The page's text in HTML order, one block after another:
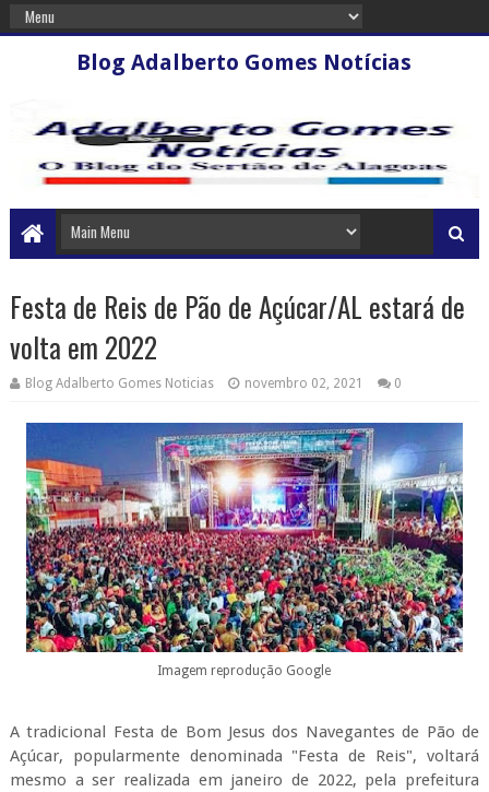
Blog Adalberto Gomes Notícias
Festa de Reis de Pão de Açúcar/AL estará de
volta em 2022
Blog Adalberto Gomes Noticias novembro 02, 2021 0
Imagem reprodução Google
A tradicional Festa de Bom Jesus dos Navegantes de Pão de
Açúcar, popularmente denominada "Festa de Reis", voltará
mesmo a ser realizada em janeiro de 2022, pela prefeitura